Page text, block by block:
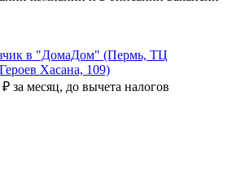
в "ДомаДом" (Пермь, ТЦ
Хасана, 109)
₽ за месяц, до вычета налогов